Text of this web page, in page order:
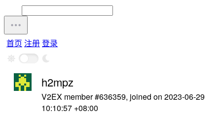
首页 注册登录
h2mpz
V2EX member #636359, joined on 2023-06-29
10:10:57 +08:00